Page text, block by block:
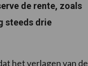
de rente, zoals
steeds drie
het verlagen van de